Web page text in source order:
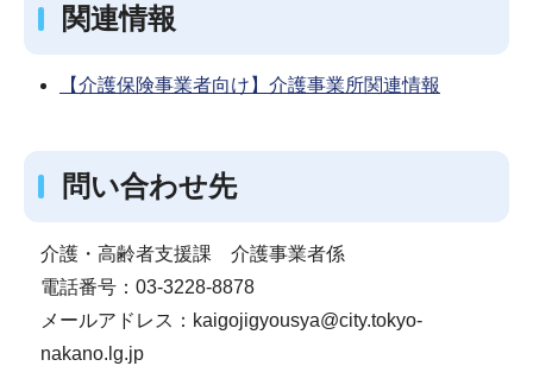
関連情報
【介護保険事業者向け】介護事業所関連情報
問い合わせ先
介護・高齢者支援課 介護事業者係
電話番号：03-3228-8878
メールアドレス：kaigojigyousya@city.tokyo-
nakano.lg.jp